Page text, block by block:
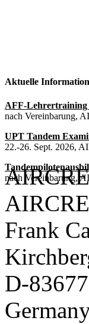
Aktuelle Information
AFF-
nach Vereinbarung,
UPT Tandem
22.-26. Sept. 2026,
nach Vereinbarung,
Frank
D-